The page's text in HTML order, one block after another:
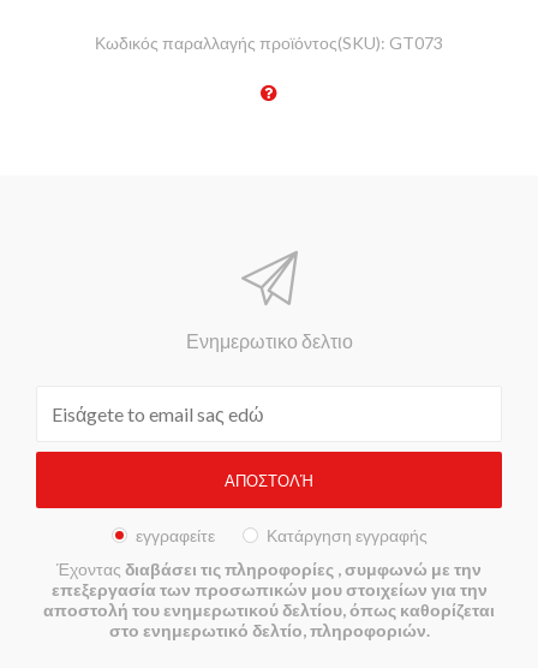
Κωδικός παραλλαγής προϊόντος(SKU): GT073
Ενημερωτικο δελτιο
εγγραφείτε
Κατάργηση εγγραφής
Έχοντας διαβάσει τις πληροφορίες , συμφωνώ με την
επεξεργασία των προσωπικών μου στοιχείων για την
αποστολή του ενημερωτικού δελτίου, όπως καθορίζεται
στο ενημερωτικό δελτίο, πληροφοριών.